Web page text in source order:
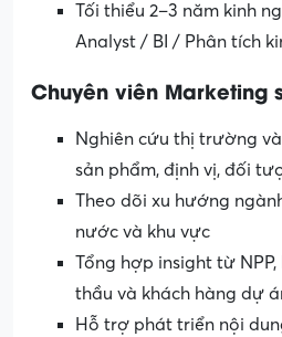
Tối thiểu 2–3 năm kinh
Analyst / BI / Phân tích
Chuyên viên Marketing
Nghiên cứu thị trường
sản phẩm, định vị, đối
Theo dõi xu hướng
nước và khu vực
Tổng hợp insight từ NPP,
thầu và khách hàng dự
Hỗ trợ phát triển nội